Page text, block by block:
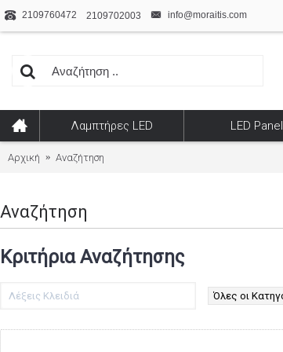
2109760472 2109702003 info@moraitis.com
Λαμπτήρες LED LED Panel
Αρχική Αναζήτηση
Αναζήτηση
Κριτήρια Αναζήτησης